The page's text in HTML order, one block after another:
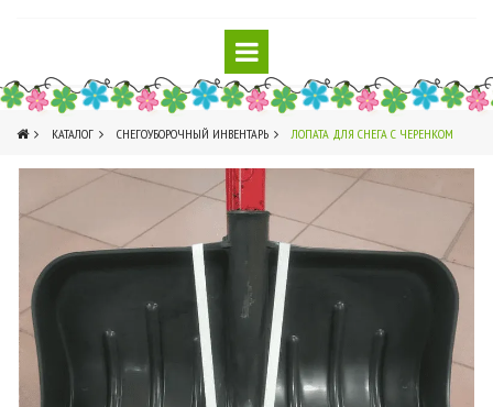
КАТАЛОГ СНЕГОУБОРОЧНЫЙ ИНВЕНТАРЬ ЛОПАТА ДЛЯ СНЕГА С ЧЕРЕНКОМ